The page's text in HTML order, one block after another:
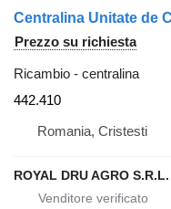
Prezzo su richiesta
Ricambio - centralina
442.410
Romania, Cristesti
ROYAL DRU AGRO S.R.L.